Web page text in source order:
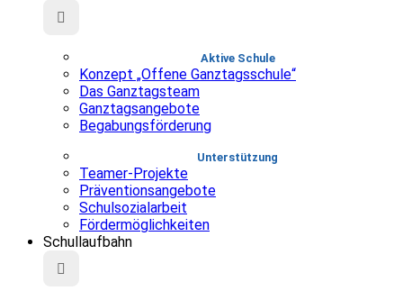
Aktive Schule
Konzept „Offene Ganztagsschule“
Das Ganztagsteam
Ganztagsangebote
Begabungsförderung
Unterstützung
Teamer-Projekte
Präventionsangebote
Schulsozialarbeit
Fördermöglichkeiten
Schullaufbahn